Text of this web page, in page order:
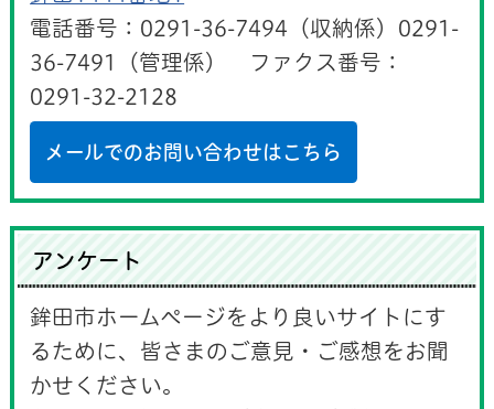
電話番号：0291-36-7494（収納係）0291-
36-7491（管理係） ファクス番号：
0291-32-2128
メールでのお問い合わせはこちら
アンケート
鉾田市ホームページをより良いサイトにす
るために、皆さまのご意見・ご感想をお聞
かせください。